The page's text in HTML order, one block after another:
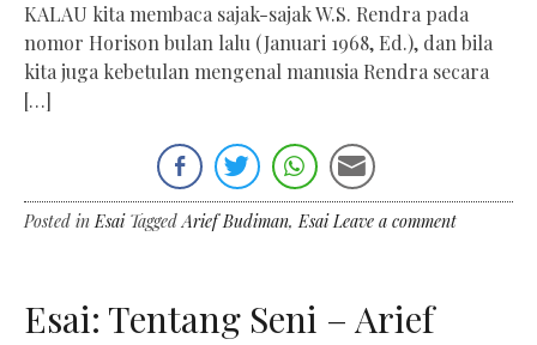
KALAU kita membaca sajak-sajak W.S. Rendra pada
nomor Horison bulan lalu (Januari 1968, Ed.), dan bila
kita juga kebetulan mengenal manusia Rendra secara
[…]
Posted inEsai TaggedArief Budiman,Esai Leave a comment
Esai: Tentang Seni – Arief